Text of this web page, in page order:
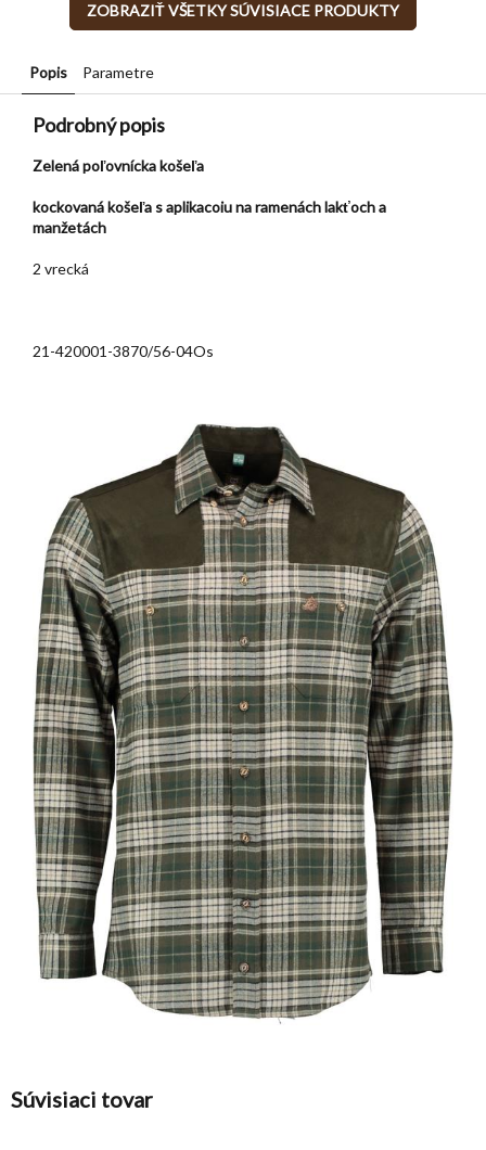
ZOBRAZIŤ VŠETKY SÚVISIACE PRODUKTY
Popis Parametre
Podrobný popis
Zelená poľovnícka košeľa
kockovaná košeľa s aplikacoiu na ramenách lakťoch a
manžetách
2 vrecká
21-420001-3870/56-04Os
Súvisiaci tovar